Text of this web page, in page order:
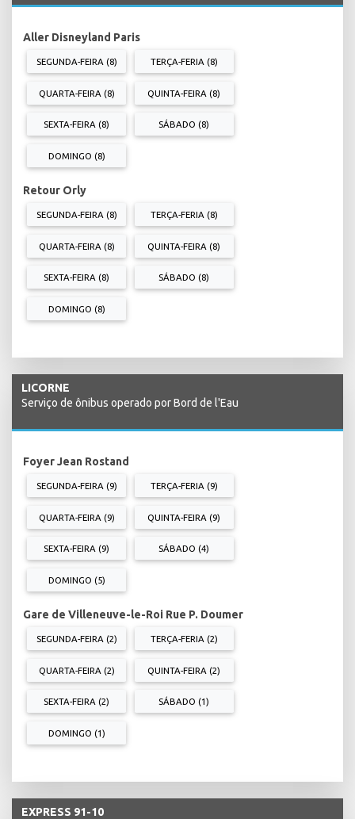
Aller Disneyland Paris
SEGUNDA-FEIRA (8) TERÇA-FERIA (8)
QUARTA-FEIRA (8) QUINTA-FEIRA (8)
SEXTA-FEIRA (8) SÁBADO (8)
DOMINGO (8)
Retour Orly
SEGUNDA-FEIRA (8) TERÇA-FERIA (8)
QUARTA-FEIRA (8) QUINTA-FEIRA (8)
SEXTA-FEIRA (8) SÁBADO (8)
DOMINGO (8)
LICORNE
Serviço de ônibus operado por Bord de l'Eau
Foyer Jean Rostand
SEGUNDA-FEIRA (9) TERÇA-FERIA (9)
QUARTA-FEIRA (9) QUINTA-FEIRA (9)
SEXTA-FEIRA (9) SÁBADO (4)
DOMINGO (5)
Gare de Villeneuve-le-Roi Rue P. Doumer
SEGUNDA-FEIRA (2) TERÇA-FERIA (2)
QUARTA-FEIRA (2) QUINTA-FEIRA (2)
SEXTA-FEIRA (2) SÁBADO (1)
DOMINGO (1)
EXPRESS 91-10